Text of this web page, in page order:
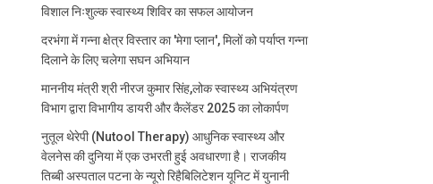
विशाल निःशुल्क स्वास्थ्य शिविर का सफल आयोजन
दरभंगा में गन्ना क्षेत्र विस्तार का 'मेगा प्लान', मिलों को पर्याप्त गन्ना
दिलाने के लिए चलेगा सघन अभियान
माननीय मंत्री श्री नीरज कुमार सिंह,लोक स्वास्थ्य अभियंत्रण
विभाग द्वारा विभागीय डायरी और कैलेंडर 2025 का लोकार्पण
नुतूल थेरेपी (Nutool Therapy) आधुनिक स्वास्थ्य और
वेलनेस की दुनिया में एक उभरती हुई अवधारणा है। राजकीय
तिब्बी अस्पताल पटना के न्यूरो रिहैबिलिटेशन यूनिट में युनानी